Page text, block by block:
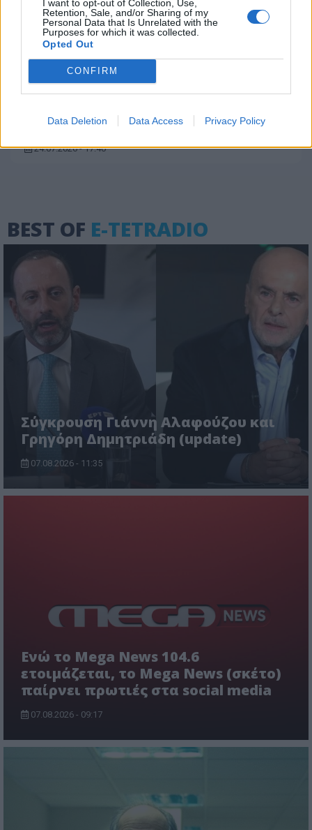
I want to opt-out of Collection, Use,
Retention, Sale, and/or Sharing of my
Personal Data that Is Unrelated with the
Purposes for which it was collected.
Opted Out
CONFIRM
Data Deletion Data Access Privacy Policy
Ποια Ελληνίδα τραγουδίστρια θα
Kacey Musgraves;
24.07.2026 - 17:40
BEST OF E-TETRADIO
Σύγκρουση Γιάννη Αλαφούζου και
Γρηγόρη Δημητριάδη (update)
07.08.2026 - 11:35
Ενώ το Mega News 104.6
ετοιμάζεται, το Mega News (σκέτο)
παίρνει πρωτιές στα social media
07.08.2026 - 09:17